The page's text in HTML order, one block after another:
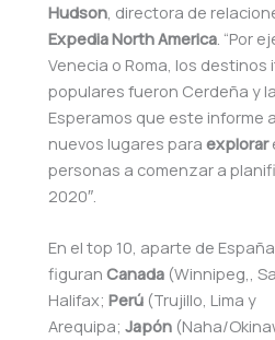
Hudson, directora de
Expedia North America. “Por
Venecia o Roma, los destinos
populares fueron Cerdeña y
Esperamos que este informe
nuevos lugares para explorar
personas a comenzar a
2020″.
En el top 10, aparte de
figuran Canada (Winnipeg,,
Halifax; Perú (Trujillo, Lima y
Arequipa; Japón (Naha/